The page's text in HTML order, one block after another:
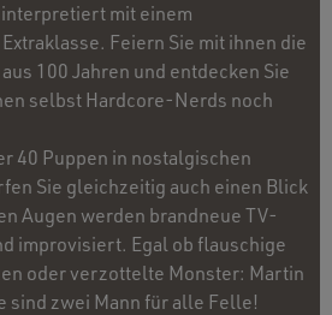
mit einem
Feiern Sie mit ihnen die
100 Jahren und entdecken Sie
selbst Hardcore-Nerds noch
40 Puppen in nostalgischen
Sie gleichzeitig auch einen Blick
Augen werden brandneue TV-
improvisiert. Egal ob flauschige
oder verzottelte Monster: Martin
sind zwei Mann für alle Felle!